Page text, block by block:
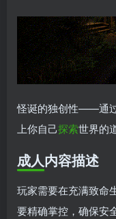
怪诞的独创性——通
上你自己探索世界的
成人内容描述
玩家需要在充满致命
要精确掌控，确保安